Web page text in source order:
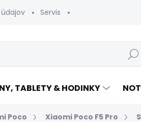
Servis
Hľadať
TABLETY & HODINKY
Poco Xiaomi Poco F5 Pro